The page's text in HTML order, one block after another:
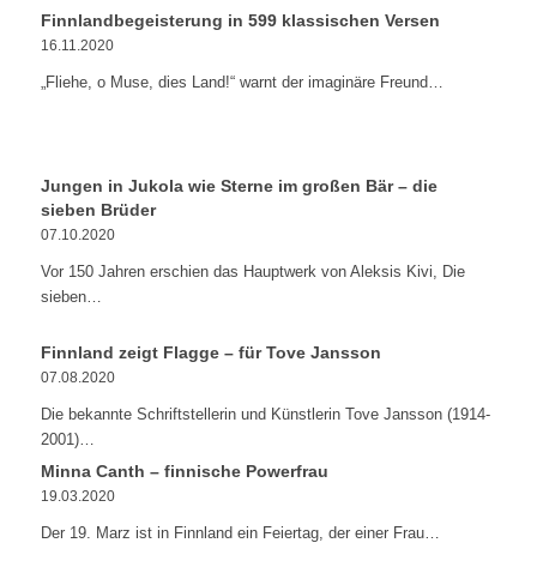
Finnlandbegeisterung in 599 klassischen Versen
16.11.2020
„Fliehe, o Muse, dies Land!“ warnt der imaginäre Freund…
Jungen in Jukola wie Sterne im großen Bär – die
sieben Brüder
07.10.2020
Vor 150 Jahren erschien das Hauptwerk von Aleksis Kivi, Die
sieben…
Finnland zeigt Flagge – für Tove Jansson
07.08.2020
Die bekannte Schriftstellerin und Künstlerin Tove Jansson (1914-
2001)…
Minna Canth – finnische Powerfrau
19.03.2020
Der 19. Marz ist in Finnland ein Feiertag, der einer Frau…